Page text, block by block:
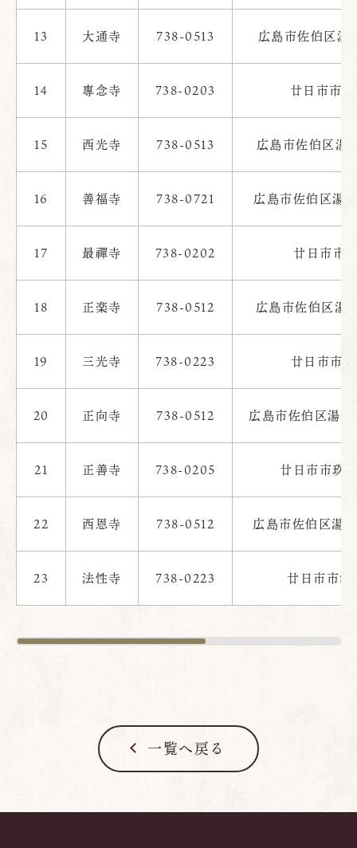
13 大通寺 738-0513 広島市佐伯区湯
14 專念寺 738-0203 廿日市市
15 西光寺 738-0513 広島市佐伯区湯
16 善福寺 738-0721 広島市佐伯区湯
17 最禪寺 738-0202 廿日市市
18 正楽寺 738-0512 広島市佐伯区湯
19 三光寺 738-0223 廿日市市
20 正向寺 738-0512 広島市佐伯区湯
21 正善寺 738-0205 廿日市市玖
22 西恩寺 738-0512 広島市佐伯区湯
23 法性寺 738-0223 廿日市市
一覧へ戻る